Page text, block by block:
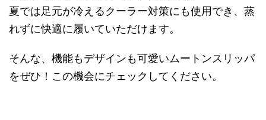
夏では足元が冷えるクーラー対策にも使用でき、蒸
れずに快適に履いていただけます。
そんな、機能もデザインも可愛いムートンスリッパ
をぜひ！この機会にチェックしてください。